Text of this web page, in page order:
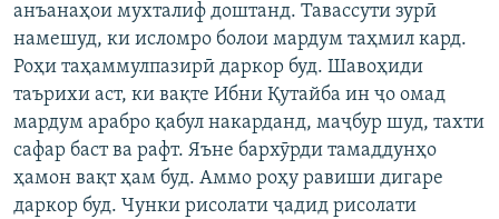
анъанаҳои мухталиф доштанд. Тавассути зурӣ
намешуд, ки исломро болои мардум таҳмил кард.
Роҳи таҳаммулпазирӣ даркор буд. Шавоҳиди
таърихи аст, ки вақте Ибни Қутайба ин ҷо омад
мардум арабро қабул накарданд, маҷбур шуд, тахти
сафар баст ва рафт. Яъне бархӯрди тамаддунҳо
ҳамон вақт ҳам буд. Аммо роҳу равиши дигаре
даркор буд. Чунки рисолати ҷадид рисолати